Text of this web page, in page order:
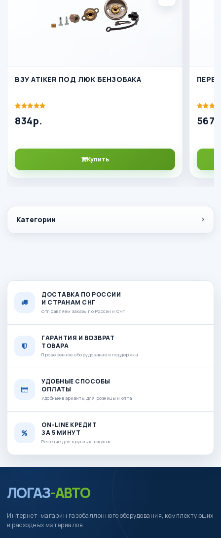
Категории
ВЗУ ATIKER ПОД ЛЮК БЕНЗОБАКА
834р.
Купить
ДОСТАВКА ПО РОССИИ
И СТРАНАМ СНГ
Отправляем заказы по России и СНГ
ГАРАНТИЯ И ВОЗВРАТ
ТОВАРА
Проверенное оборудование и поддержка
УДОБНЫЕ СПОСОБЫ
ОПЛАТЫ
Удобные варианты для розницы и опта
ON-LINE КРЕДИТ
ЗА 5 МИНУТ
Решение для крупных покупок
ЛОГАЗ-АВТО
Интернет-магазин газобаллонного оборудования, комплектующих
и расходных материалов.